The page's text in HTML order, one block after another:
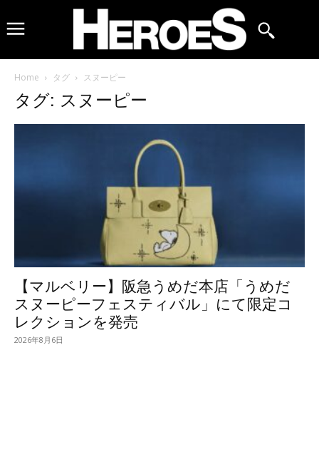
Home タグ スヌーピー
タグ: スヌーピー
【マルベリー】阪急うめだ本店「うめだ
スヌーピーフェスティバル」にて限定コ
レクションを発売
2026年8月6日